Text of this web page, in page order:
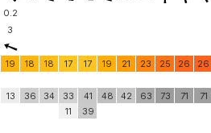
0.2
3
19 18 18 17 17 19 21 23 25 26 26
13 36 34
33
11
41
39
48 42 63 73 71 71